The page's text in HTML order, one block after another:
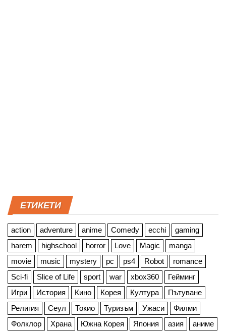
ЕТИКЕТИ
action adventure anime Comedy ecchi
gaming
harem
highschool horror Love Magic
manga
movie
music mystery pc ps4 Robot
romance
Sci-fi
Slice of Life sport war xbox360
Гейминг
Игри
История Кино Корея Култура
Пътуване
Религия
Сеул Токио Туризъм Ужаси
Филми
Фолклор
Храна Южна Корея Япония азия аниме